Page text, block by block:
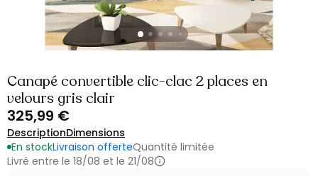
Canapé convertible clic-clac 2 places en
velours gris clair
325,99 €
DescriptionDimensions
En stockLivraison offerteQuantité limitée
Livré entre le 18/08 et le 21/08